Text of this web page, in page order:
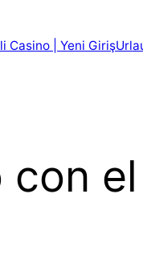
Casino | Yeni Giriş
con